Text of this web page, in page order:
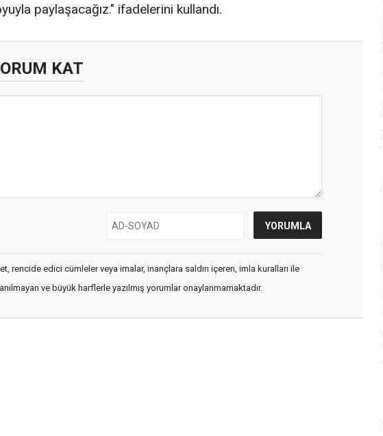
paylaşacağız." ifadelerini kullandı.
KAT
rencide edici cümleler veya imalar, inançlara saldırı içeren, imla kuralları ile
ve büyük harflerle yazılmış yorumlar onaylanmamaktadır.